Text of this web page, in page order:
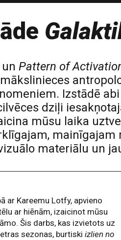
Pattern of
Izstādē
dziļi
mūsu laika
mainīgajam
materiālu un
ar Kareemu Lotfy, apvieno
ar hiēnām, izaicinot mūsu
Šis darbs, kas izvietots uz
sezonas, burtiskiizlien no